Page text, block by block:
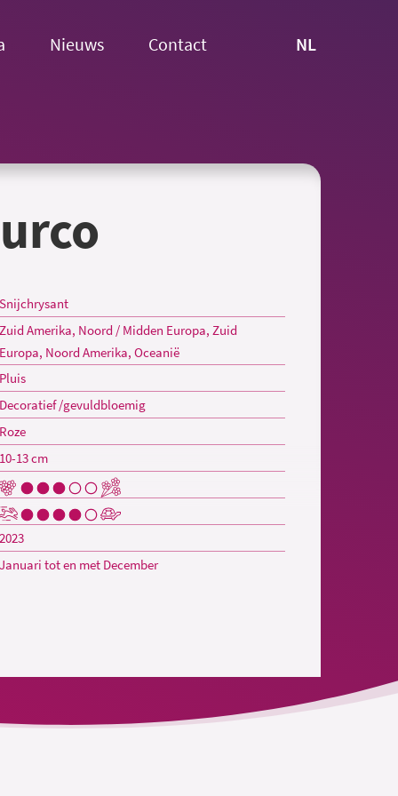
Nieuws Contact NL
Snijchrysant
Zuid Amerika, Noord / Midden Europa, Zuid
Europa, Noord Amerika, Oceanië
Pluis
Decoratief /gevuldbloemig
Roze
10-13 cm
2023
Januari tot en met December